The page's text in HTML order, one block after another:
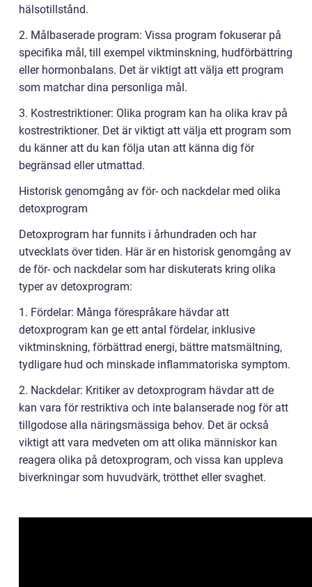
hälsotillstånd.
2. Målbaserade program: Vissa program fokuserar på
specifika mål, till exempel viktminskning, hudförbättring
eller hormonbalans. Det är viktigt att välja ett program
som matchar dina personliga mål.
3. Kostrestriktioner: Olika program kan ha olika krav på
kostrestriktioner. Det är viktigt att välja ett program som
du känner att du kan följa utan att känna dig för
begränsad eller utmattad.
Historisk genomgång av för- och nackdelar med olika
detoxprogram
Detoxprogram har funnits i århundraden och har
utvecklats över tiden. Här är en historisk genomgång av
de för- och nackdelar som har diskuterats kring olika
typer av detoxprogram:
1. Fördelar: Många förespråkare hävdar att
detoxprogram kan ge ett antal fördelar, inklusive
viktminskning, förbättrad energi, bättre matsmältning,
tydligare hud och minskade inflammatoriska symptom.
2. Nackdelar: Kritiker av detoxprogram hävdar att de
kan vara för restriktiva och inte balanserade nog för att
tillgodose alla näringsmässiga behov. Det är också
viktigt att vara medveten om att olika människor kan
reagera olika på detoxprogram, och vissa kan uppleva
biverkningar som huvudvärk, trötthet eller svaghet.